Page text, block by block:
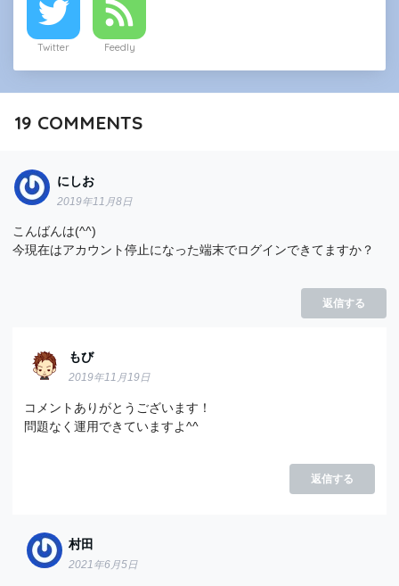
Twitter Feedly
19 COMMENTS
にしお
2019年11月8日
こんばんは(^^)
今現在はアカウント停止になった端末でログインできてますか？
返信する
もび
2019年11月19日
コメントありがとうございます！
問題なく運用できていますよ^^
返信する
村田
2021年6月5日